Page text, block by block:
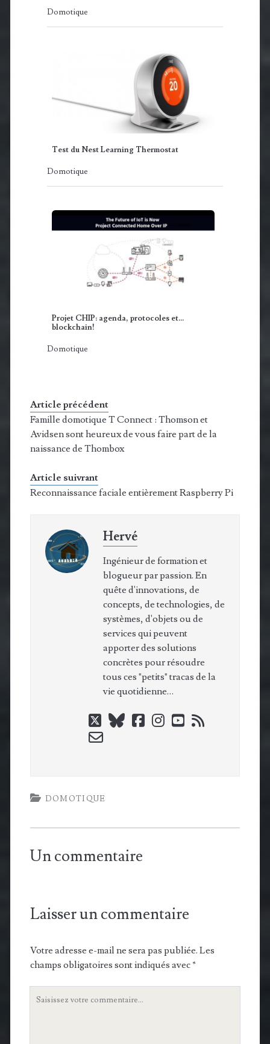
Domotique
Test du Nest Learning Thermostat
Domotique
Projet CHIP: agenda, protocoles et...
blockchain!
Domotique
Article précédent
Famille domotique T Connect : Thomson et
Avidsen sont heureux de vous faire part de la
naissance de Thombox
Article suivrant
Reconnaissance faciale entièrement Raspberry Pi
Hervé
Ingénieur de formation et
blogueur par passion. En
quête d'innovations, de
concepts, de technologies, de
systèmes, d'objets ou de
services qui peuvent
apporter des solutions
concrètes pour résoudre
tous ces "petits" tracas de la
vie quotidienne…
twitterblueskyfacebook
instagram
youtube
rss
email-
DOMOTIQUE
Un commentaire
Laisser un commentaire
Votre adresse e-mail ne sera pas publiée. Les
champs obligatoires sont indiqués avec*